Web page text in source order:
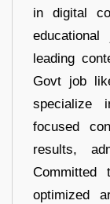
in digital
leading
Govt job
specialize
focused
results,
Committed
optimized